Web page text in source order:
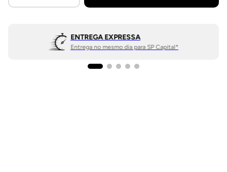
ENTREGA EXPRESSA
Entrega no mesmo dia para SP Capital*